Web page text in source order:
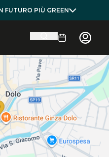
FUTURO PIÙ GREEN